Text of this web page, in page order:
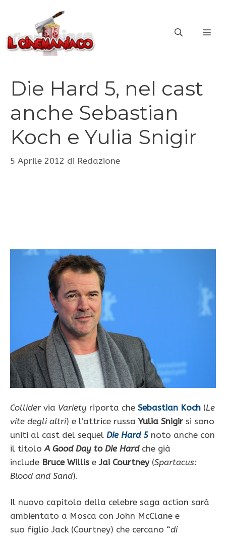
contenuto
Die Hard 5, nel cast
anche Sebastian
Koch e Yulia Snigir
5 Aprile 2012 di Redazione
Collidervia Variety riporta che Sebastian Koch (Le
vite degli altri) e l’attrice russa Yulia Snigir si sono
uniti al cast del sequel Die Hard 5 noto anche con
il titoloA Good Day to Die Hardche già
include Bruce Willis eJai Courtney(Spartacus:
Blood and Sand).
Il nuovo capitolo della celebre saga action sarà
ambientato a Mosca con John McClane e
suo figlio Jack (Courtney) che cercano “di